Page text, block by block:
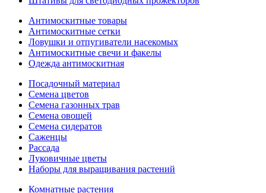
Антимоскитные товары
Антимоскитные сетки
Ловушки и отпугиватели насекомых
Антимоскитные свечи и факелы
Одежда антимоскитная
Посадочный материал
Семена цветов
Семена газонных трав
Семена овощей
Семена сидератов
Саженцы
Рассада
Луковичные цветы
Наборы для выращивания растений
Комнатные растения